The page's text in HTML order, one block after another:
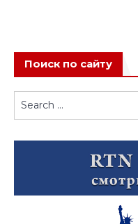
Поиск по сайту
Search
for: